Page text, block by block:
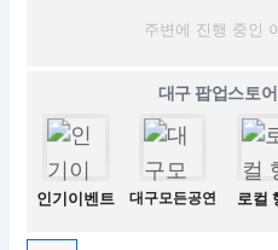
주변에 진행 중인
대구 팝업스토
인기이벤트 대구모든공연 로컬